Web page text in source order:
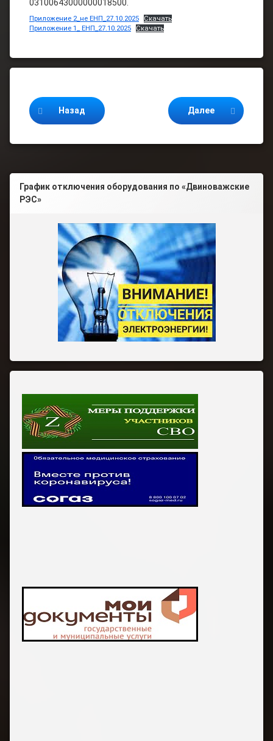
03100643000000018500.
Приложение 2_не ЕНП_27.10.2025
Скачать
Приложение 1_ ЕНП_27.10.2025
Скачать
Назад Далее
График отключения оборудования по «Двиноважские
РЭС»